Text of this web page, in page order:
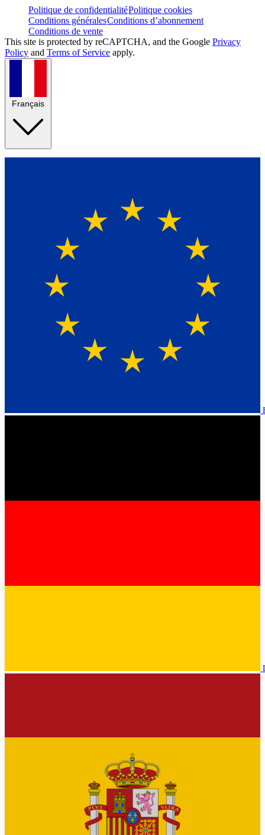
Politique de confidentialitéPolitique cookies
Conditions généralesConditions d’abonnement
Conditions de vente
This site is protected by reCAPTCHA, and the Google Privacy
Policy and Terms of Service apply.
Français